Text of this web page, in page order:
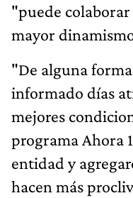
"puede
mayor
"De alguna
informado días
mejores
programa Ahora
entidad y
hacen más